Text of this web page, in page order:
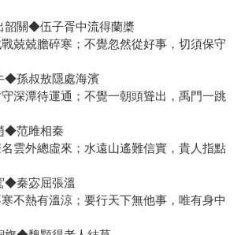
韶關◆伍子胥中流得蘭槳
兢兢膽碎寒；不覺忽然從好事，切須保守
◆孫叔敖隱處海濱
深潭待運通；不覺一朝頭聳出，禹門一跳
◆范雎相秦
雲外總虛來；水遠山遙難信實，貴人指點
◆秦宓屈張溫
不熱有溫涼；要行天下無他事，唯有身中